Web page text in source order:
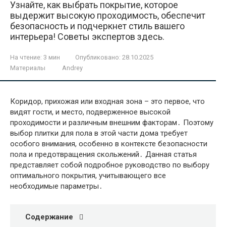
Узнайте, как выбрать покрытие, которое
выдержит высокую проходимость, обеспечит
безопасность и подчеркнет стиль вашего
интерьера! Советы экспертов здесь.
На чтение: 3 мин Опубликовано: 28.10.2025
Материалы
Andrey
Коридор, прихожая или входная зона – это первое, что
видят гости, и место, подверженное высокой
проходимости и различным внешним факторам․ Поэтому
выбор плитки для пола в этой части дома требует
особого внимания, особенно в контексте безопасности
пола и предотвращения скольжений․ Данная статья
представляет собой подробное руководство по выбору
оптимального покрытия, учитывающего все
необходимые параметры․
Содержание